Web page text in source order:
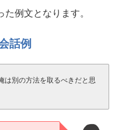
た例文となります。
話例
は別の方法を取るべきだと思